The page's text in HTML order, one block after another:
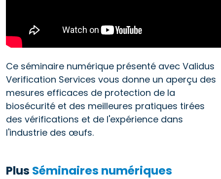
Ce séminaire numérique présenté avec Validus
Verification Services vous donne un aperçu des
mesures efficaces de protection de la
biosécurité et des meilleures pratiques tirées
des vérifications et de l'expérience dans
l'industrie des œufs.
Plus Séminaires numériques